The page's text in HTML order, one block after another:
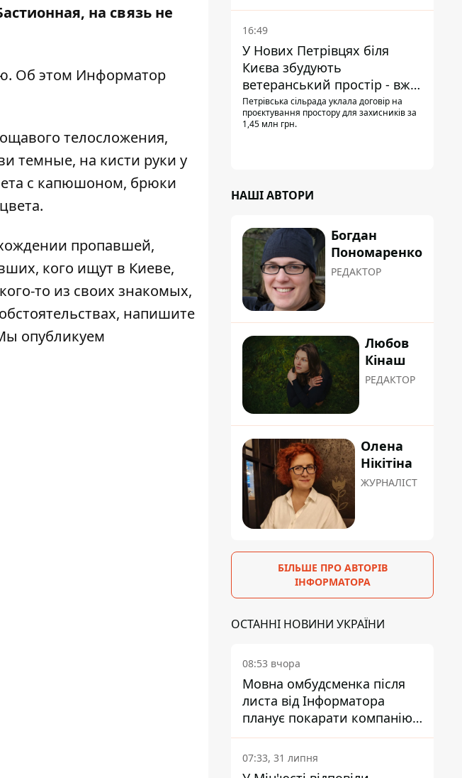
на связь не
Об этом Информатор
телосложения,
темные, на кисти руки у
с капюшоном, брюки
пропавшей,
кого ищут в Киеве,
то из своих знакомых,
напишите
опубликуем
обслуговування" земельну ділянку
16:49
У Нових Петрівцях біля
Києва збудують
ветеранський простір - вже
знайшли проєктанта
Петрівська сільрада уклала договір на
проєктування простору для захисників за
1,45 млн грн.
НАШІ АВТОРИ
Богдан
Пономаренко
РЕДАКТОР
Любов
Кінаш
РЕДАКТОР
Олена
Нікітіна
ЖУРНАЛІСТ
БІЛЬШЕ ПРО АВТОРІВ
ІНФОРМАТОРА
ОСТАННІ НОВИНИ УКРАЇНИ
08:53 вчора
Мовна омбудсменка після
листа від Інформатора
планує покарати компанію-
підрядника ПриватБанку
07:33, 31 липня